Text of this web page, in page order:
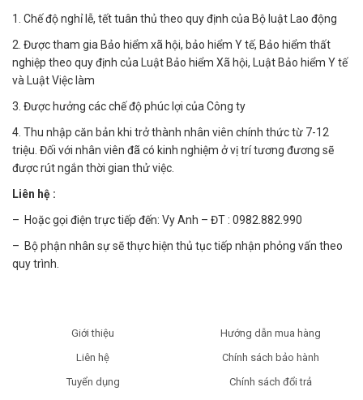
1. Chế độ nghỉ lễ, tết tuân thủ theo quy định của Bộ luật Lao động
2. Được tham gia Bảo hiểm xã hội, bảo hiểm Y tế, Bảo hiểm thất
nghiệp theo quy định của Luật Bảo hiểm Xã hội, Luật Bảo hiểm Y tế
và Luật Việc làm
3. Được hưởng các chế độ phúc lợi của Công ty
4. Thu nhập căn bản khi trở thành nhân viên chính thức từ 7-12
triệu. Đối với nhân viên đã có kinh nghiệm ở vị trí tương đương sẽ
được rút ngắn thời gian thử việc.
Liên hệ :
– Hoặc gọi điện trực tiếp đến: Vy Anh – ĐT : 0982.882.990
– Bộ phận nhân sự sẽ thực hiện thủ tục tiếp nhận phỏng vấn theo
quy trình.
Giới thiệu
Liên hệ
Tuyển dụng
Hướng dẫn mua hàng
Chính sách bảo hành
Chính sách đổi trả